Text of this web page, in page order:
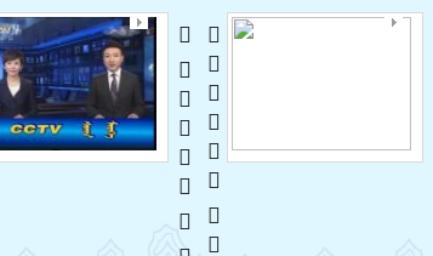
   